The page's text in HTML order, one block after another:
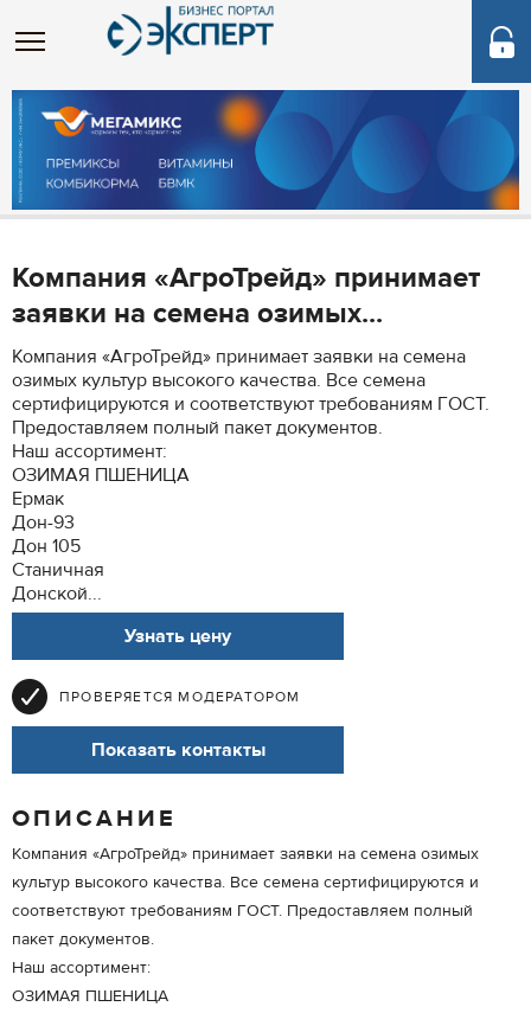
Компания «АгроТрейд» принимает
заявки на семена озимых...
Компания «АгроТрейд» принимает заявки на семена
озимых культур высокого качества. Все семена
сертифицируются и соответствуют требованиям ГОСТ.
Предоставляем полный пакет документов.
Наш ассортимент:
ОЗИМАЯ ПШЕНИЦА
Ермак
Дон-93
Дон 105
Станичная
Донской...
Узнать цену
ПРОВЕРЯЕТСЯ МОДЕРАТОРОМ
Показать контакты
ОПИСАНИЕ
Компания «АгроТрейд» принимает заявки на семена озимых
культур высокого качества. Все семена сертифицируются и
соответствуют требованиям ГОСТ. Предоставляем полный
пакет документов.
Наш ассортимент:
ОЗИМАЯ ПШЕНИЦА